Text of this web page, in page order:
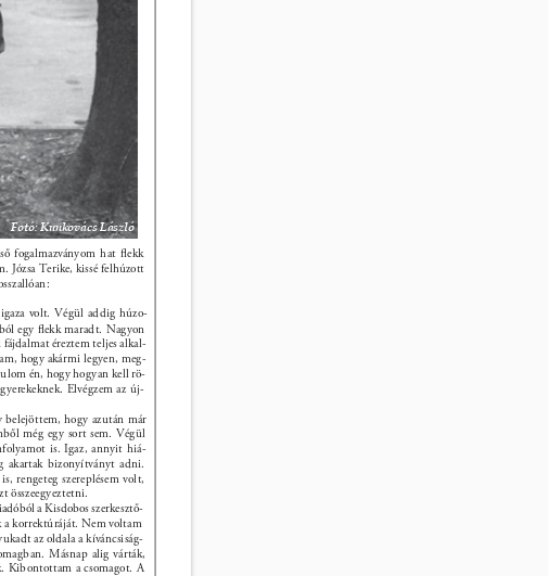
fogalmazványom hat ﬂekk
Józsa Terike, kissé felhúzott
volt. Végül addig húzo-
egy ﬂekk maradt. Nagyon
fájdalmat éreztem teljes alkal-
hogy akármi legyen, meg-
én, hogy hogyan kell rö-
Elvégzem az új-
belejöttem, hogy azután már
még egy sort sem. Végül
is. Igaz, annyit hiá-
akartak bizonyítványt adni.
rengeteg szereplésem volt,
összeegyeztetni.
a Kisdobos szerkesztő-
a korrektúráját. Nem voltam
az oldala a kíváncsiság-
Másnap alig várták,
Kibontottam a csomagot. A
Fotó: Kunkovács László